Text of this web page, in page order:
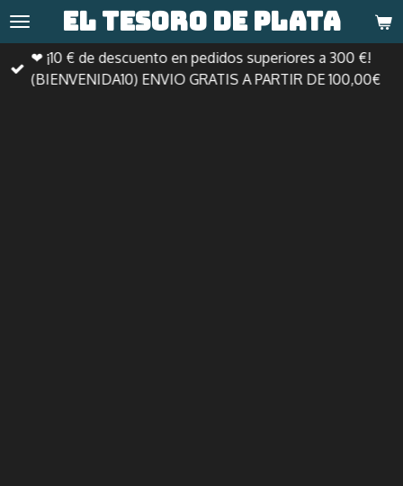
Ir
al
contenido
principal
El tesoro de plata
❤ ¡10 € de descuento en pedidos superiores a 300 €!
(BIENVENIDA10) ENVIO GRATIS A PARTIR DE 100,00€